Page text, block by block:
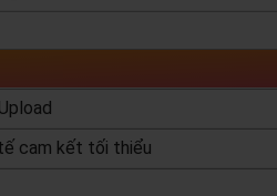
cam kết tối thiểu